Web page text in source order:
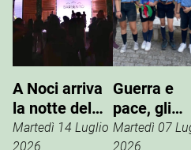
A Noci arriva
la notte del
vino che si
Martedì 14 Luglio
2026
Guerra e
pace, gli
Scout
Martedì 07
2026